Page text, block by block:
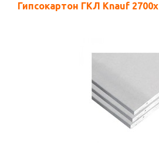
Гипсокартон ГКЛ Knauf